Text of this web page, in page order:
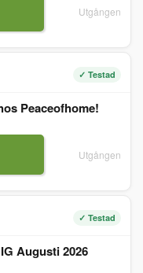
Utgången
✓ Testad
Peaceofhome!
Utgången
✓ Testad
Augusti 2026